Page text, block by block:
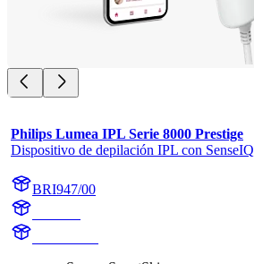
Philips Lumea IPL Serie 8000 Prestige
Dispositivo de depilación IPL con SenseIQ
BRI947/00